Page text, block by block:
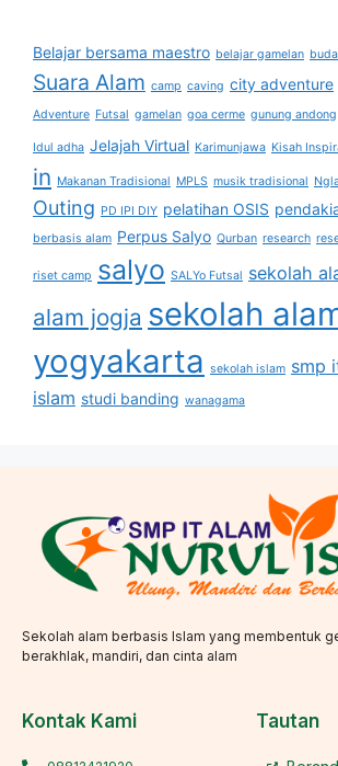
Belajar bersama maestro belajar gamelan
Suara Alam camp caving city adventure
Adventure Futsal gamelan goa cerme gunung andong
Idul adha Jelajah Virtual Karimunjawa Kisah
in Makanan Tradisional MPLS musik tradisional
Outing PD IPI DIY pelatihan OSIS
berbasis alam Perpus Salyo Qurban research
riset camp salyo SALYo Futsal sekolah
alam jogja sekolah
yogyakarta sekolah islam smp
islam studi banding wanagama
Sekolah alam berbasis Islam yang membentuk
berakhlak, mandiri, dan cinta alam
Kontak Kami Tautan